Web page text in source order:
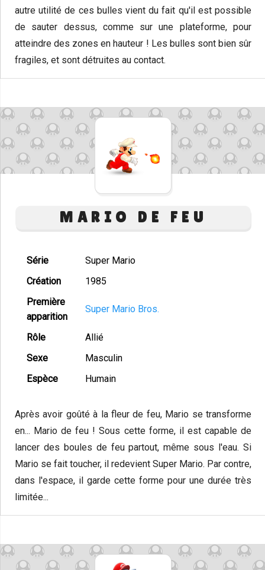
autre utilité de ces bulles vient du fait qu'il est possible
de sauter dessus, comme sur une plateforme, pour
atteindre des zones en hauteur ! Les bulles sont bien sûr
fragiles, et sont détruites au contact.
MARIO DE FEU
Série
Super Mario
Création
1985
Première
apparition
Super Mario Bros.
Rôle
Allié
Sexe
Masculin
Espèce
Humain
Après avoir goûté à la fleur de feu, Mario se transforme
en... Mario de feu ! Sous cette forme, il est capable de
lancer des boules de feu partout, même sous l'eau. Si
Mario se fait toucher, il redevient Super Mario. Par contre,
dans l'espace, il garde cette forme pour une durée très
limitée...